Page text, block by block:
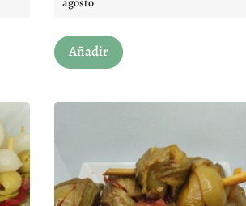
agosto
Añadir